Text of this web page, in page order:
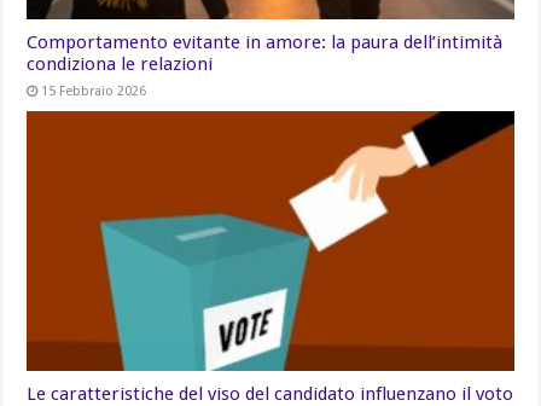
Comportamento evitante in amore: la paura dell’intimità
condiziona le relazioni
15 Febbraio 2026
Le caratteristiche del viso del candidato influenzano il voto